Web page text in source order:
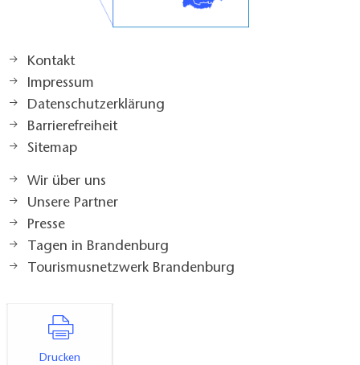
Kontakt
Impressum
Datenschutzerklärung
Barrierefreiheit
Sitemap
Wir über uns
Unsere Partner
Presse
Tagen in Brandenburg
Tourismusnetzwerk Brandenburg
Drucken